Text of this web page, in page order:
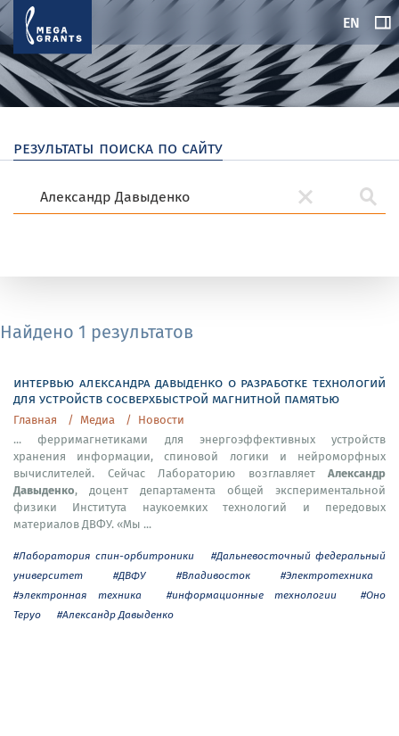
EN
результаты поиска по сайту
Найдено 1 результатов
интервью александра давыденко о разработке технологий
для устройств сосверхбыстрой магнитной памятью
Главная Медиа
Новости
... ферримагнетиками для энергоэффективных устройств
хранения информации, спиновой логики и нейроморфных
вычислителей. Сейчас Лабораторию возглавляет Александр
Давыденко, доцент департамента общей экспериментальной
физики Института наукоемких технологий и передовых
материалов ДВФУ. «Мы ...
#Лаборатория спин-орбитроники
#Дальневосточный федеральный
университет
#ДВФУ #Владивосток
#Электротехника
#электронная техника
#информационные технологии
#Оно
Теруо
#Александр Давыденко